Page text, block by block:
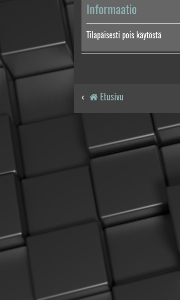
Informaatio
Tilapäisesti pois käytöstä
Etusivu